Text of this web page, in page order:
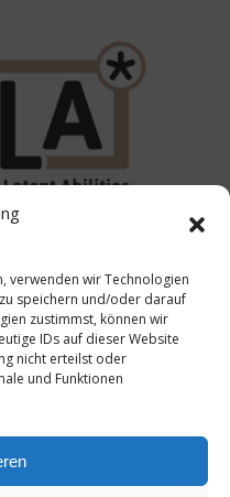
verwenden wir Technologien
speichern und/oder darauf
zustimmst, können wir
IDs auf dieser Website
nicht erteilst oder
und Funktionen
in 94469 Deggendorf